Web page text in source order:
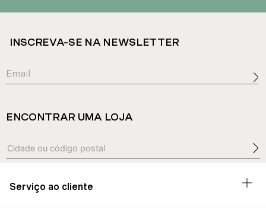
INSCREVA-SE NA NEWSLETTER
ENCONTRAR UMA LOJA
Serviço ao cliente